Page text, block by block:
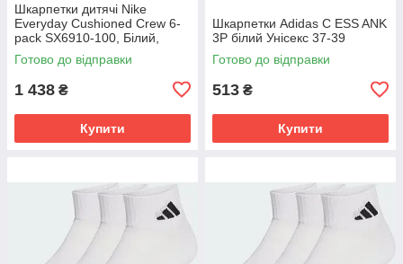
Шкарпетки дитячі Nike
Everyday Cushioned Crew 6-
pack SX6910-100, Білий,
Розмір (EU) - 34-38
Готово до відправки
1 438 ₴
Купити
Шкарпетки Adidas C ESS ANK
3P білий Унісекс 37-39
Готово до відправки
513 ₴
Купити